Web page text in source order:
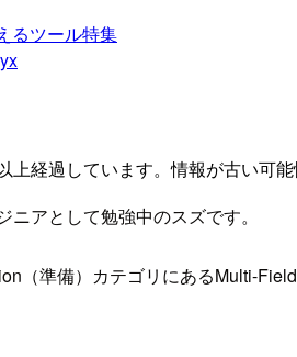
るツール特集
上経過しています。情報が古い可
アとして勉強中のスズです。
（準備）カテゴリにあるMulti-